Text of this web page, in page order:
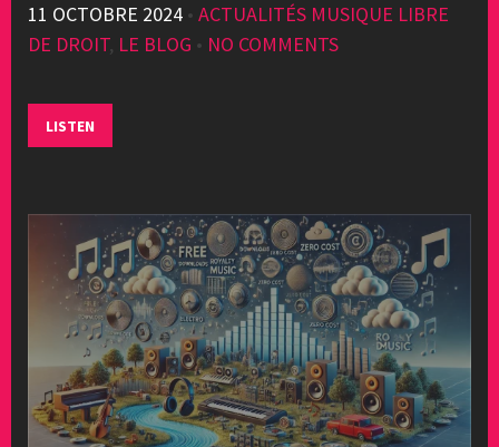
11 OCTOBRE 2024 • ACTUALITÉS MUSIQUE LIBRE
DE DROIT, LE BLOG • NO COMMENTS
LISTEN